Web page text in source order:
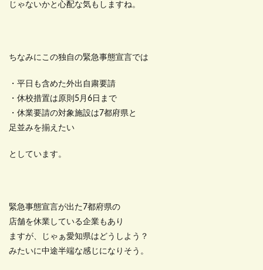
じゃないかと心配な気もしますね。
ちなみにこの独自の緊急事態宣言では
・平日も含めた外出自粛要請
・休校措置は原則5月6日まで
・休業要請の対象施設は7都府県と
足並みを揃えたい
としています。
緊急事態宣言が出た7都府県の
店舗を休業している企業もあり
ますが、じゃぁ愛知県はどうしよう？
みたいに中途半端な感じになりそう。